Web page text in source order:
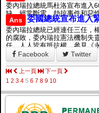
委內瑞拉總統馬杜洛宣布進入
缺、經常斷電、劫掠事件和惡
Ans
委國總統宣布進入
委內瑞拉總統已經連任三任，
的腐敗，委內瑞拉憲法機制失
任。人人皆有抵抗權。參見《
Facebook
Twitter
上一頁
下一頁
1 2 3 4 5 6 7 8 9 10